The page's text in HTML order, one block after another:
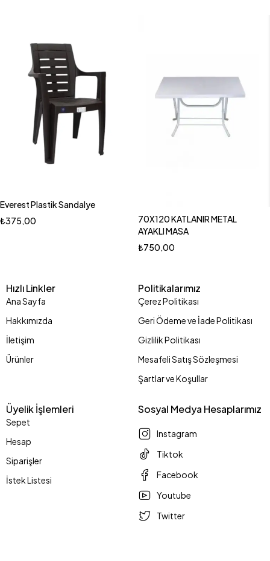
Everest Plastik Sandalye
₺375,00
70X120 KATLANIR METAL
AYAKLI MASA
₺750,00
Hızlı Linkler
Ana Sayfa
Hakkımızda
İletişim
Ürünler
Politikalarımız
Çerez Politikası
Geri Ödeme ve İade Politikası
Gizlilik Politikası
Mesafeli Satış Sözleşmesi
Şartlar ve Koşullar
Üyelik İşlemleri
Sepet
Hesap
Siparişler
İstek Listesi
Sosyal Medya Hesaplarımız
Instagram
Tiktok
Facebook
Youtube
Twitter